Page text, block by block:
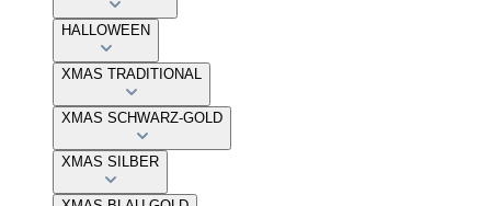
HALLOWEEN
XMAS TRADITIONAL
XMAS SCHWARZ-GOLD
XMAS SILBER